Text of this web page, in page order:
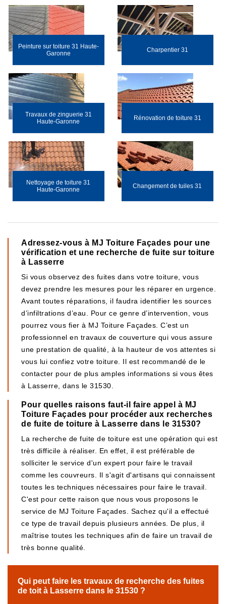
Peinture sur toiture 31 Haute-
Garonne
Charpentier 31
Travaux de zinguerie 31
Haute-Garonne
Rénovation de toiture 31
Nettoyage de toiture 31
Haute-Garonne
Changement de tuiles 31
Adressez-vous à MJ Toiture Façades pour une
vérification et une recherche de fuite sur toiture
à Lasserre
Si vous observez des fuites dans votre toiture, vous
devez prendre les mesures pour les réparer en urgence.
Avant toutes réparations, il faudra identifier les sources
d’infiltrations d’eau. Pour ce genre d’intervention, vous
pourrez vous fier à MJ Toiture Façades. C’est un
professionnel en travaux de couverture qui vous assure
une prestation de qualité, à la hauteur de vos attentes si
vous lui confiez votre toiture. Il est recommandé de le
contacter pour de plus amples informations si vous êtes
à Lasserre, dans le 31530.
Pour quelles raisons faut-il faire appel à MJ
Toiture Façades pour procéder aux recherches
de fuite de toiture à Lasserre dans le 31530?
La recherche de fuite de toiture est une opération qui est
très difficile à réaliser. En effet, il est préférable de
solliciter le service d'un expert pour faire le travail
comme les couvreurs. Il s'agit d'artisans qui connaissent
toutes les techniques nécessaires pour faire le travail.
C'est pour cette raison que nous vous proposons le
service de MJ Toiture Façades. Sachez qu'il a effectué
ce type de travail depuis plusieurs années. De plus, il
maîtrise toutes les techniques afin de faire un travail de
très bonne qualité.
Qui peut faire les travaux de recherche des fuites
de toit à Lasserre dans le 31530 ?